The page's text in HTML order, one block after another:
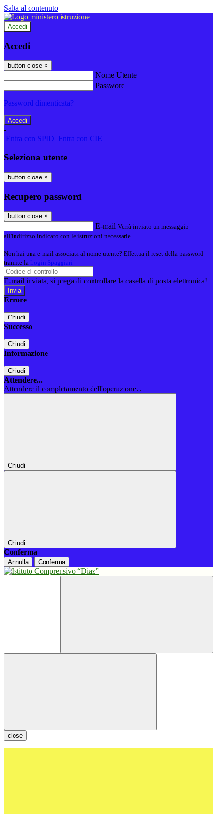
Salta al contenuto
Accedi
Accedi
button close ×
Nome Utente
Password
Password dimenticata?
-
Entra con SPID Entra con CIE
Seleziona utente
button close ×
Recupero password
button close ×
E-mail Verrà inviato un messaggio
all'indirizzo indicato con le istruzioni necessarie.
Non hai una e-mail associata al nome utente? Effettua il reset della password
tramite la Login Spaggiari
E-mail inviata, si prega di controllare la casella di posta elettronica!
Errore
Chiudi
Successo
Chiudi
Informazione
Chiudi
Attendere...
Attendere il completamento dell'operazione...
Chiudi
Chiudi
Conferma
Annulla Conferma
close